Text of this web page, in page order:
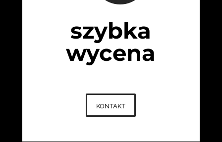
szybka
wycena
kontakt